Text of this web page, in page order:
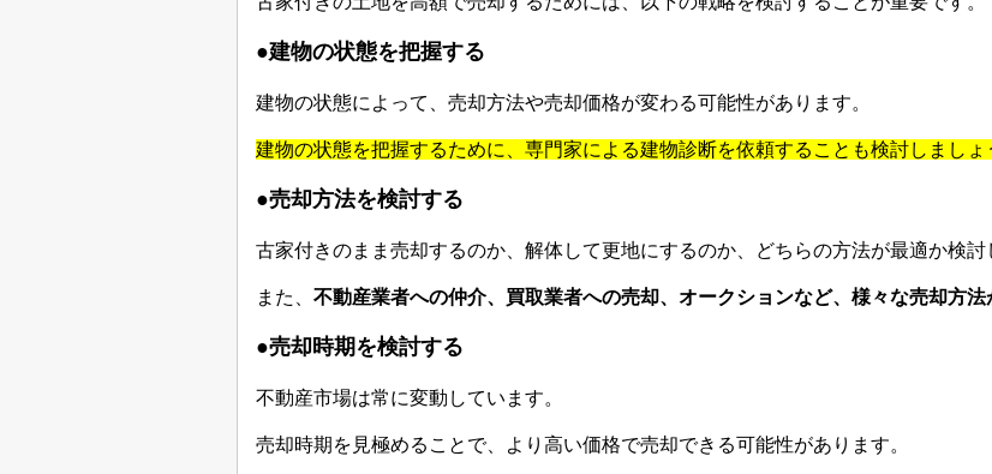
●建物の状態を把握する
建物の状態によって、売却方法や売却価格が変わる可能性があります。
建物の状態を把握するために、専門家による建物診断を依頼することも検討しましょ
●売却方法を検討する
古家付きのまま売却するのか、解体して更地にするのか、どちらの方法が最適か検討
また、 不動産業者への仲介、買取業者への売却、オークションなど、様々な売却方法
●売却時期を検討する
不動産市場は常に変動しています。
売却時期を見極めることで、より高い価格で売却できる可能性があります。